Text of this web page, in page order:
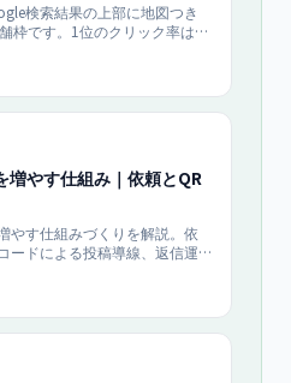
検索結果の上部に地図つき
枠です。1位のクリック率は約
ンキング要素から、上位3枠に
やす仕組み｜依頼とQR
やす仕組みづくりを解説。依
ードによる投稿導線、返信運
頼の仕組み化で月間口コミ数